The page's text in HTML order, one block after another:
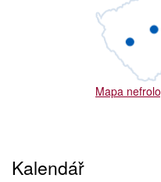
Mapa
Kalendář